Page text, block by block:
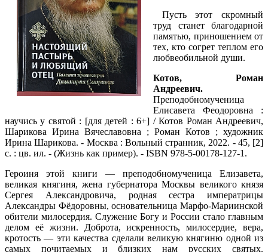
Пусть этот скромный
труд станет благодарной
памятью, приношением от
тех, кто согрет теплом его
любвеобильной души.
Котов, Роман
Андреевич.
Преподобномученица
Елисавета Феодоровна :
научись у святой : [для детей : 6+] / Котов Роман Андреевич,
Шарикова Ирина Вячеславовна ; Роман Котов ; художник
Ирина Шарикова. - Москва : Вольный странник, 2022. - 45, [2]
с. : цв. ил. - (Жизнь как пример). - ISBN 978-5-00178-127-1.
Героиня этой книги — преподобномученица Елизавета,
великая княгиня, жена губернатора Москвы великого князя
Сергея Александровича, родная сестра императрицы
Александры Фёдоровны, основательница Марфо-Мариинской
обители милосердия. Служение Богу и России стало главным
делом её жизни. Доброта, искренность, милосердие, вера,
кротость — эти качества сделали великую княгиню одной из
самых почитаемых и близких нам русских святых.